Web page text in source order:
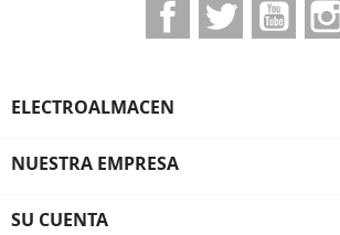
FacebookTwitter
ELECTROALMACEN
NUESTRA EMPRESA
SU CUENTA